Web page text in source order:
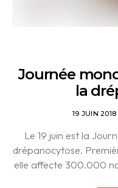
Journée
la
19 JUIN 2018
Le 19 juin est la
drépanocytose.
elle affecte 300.000